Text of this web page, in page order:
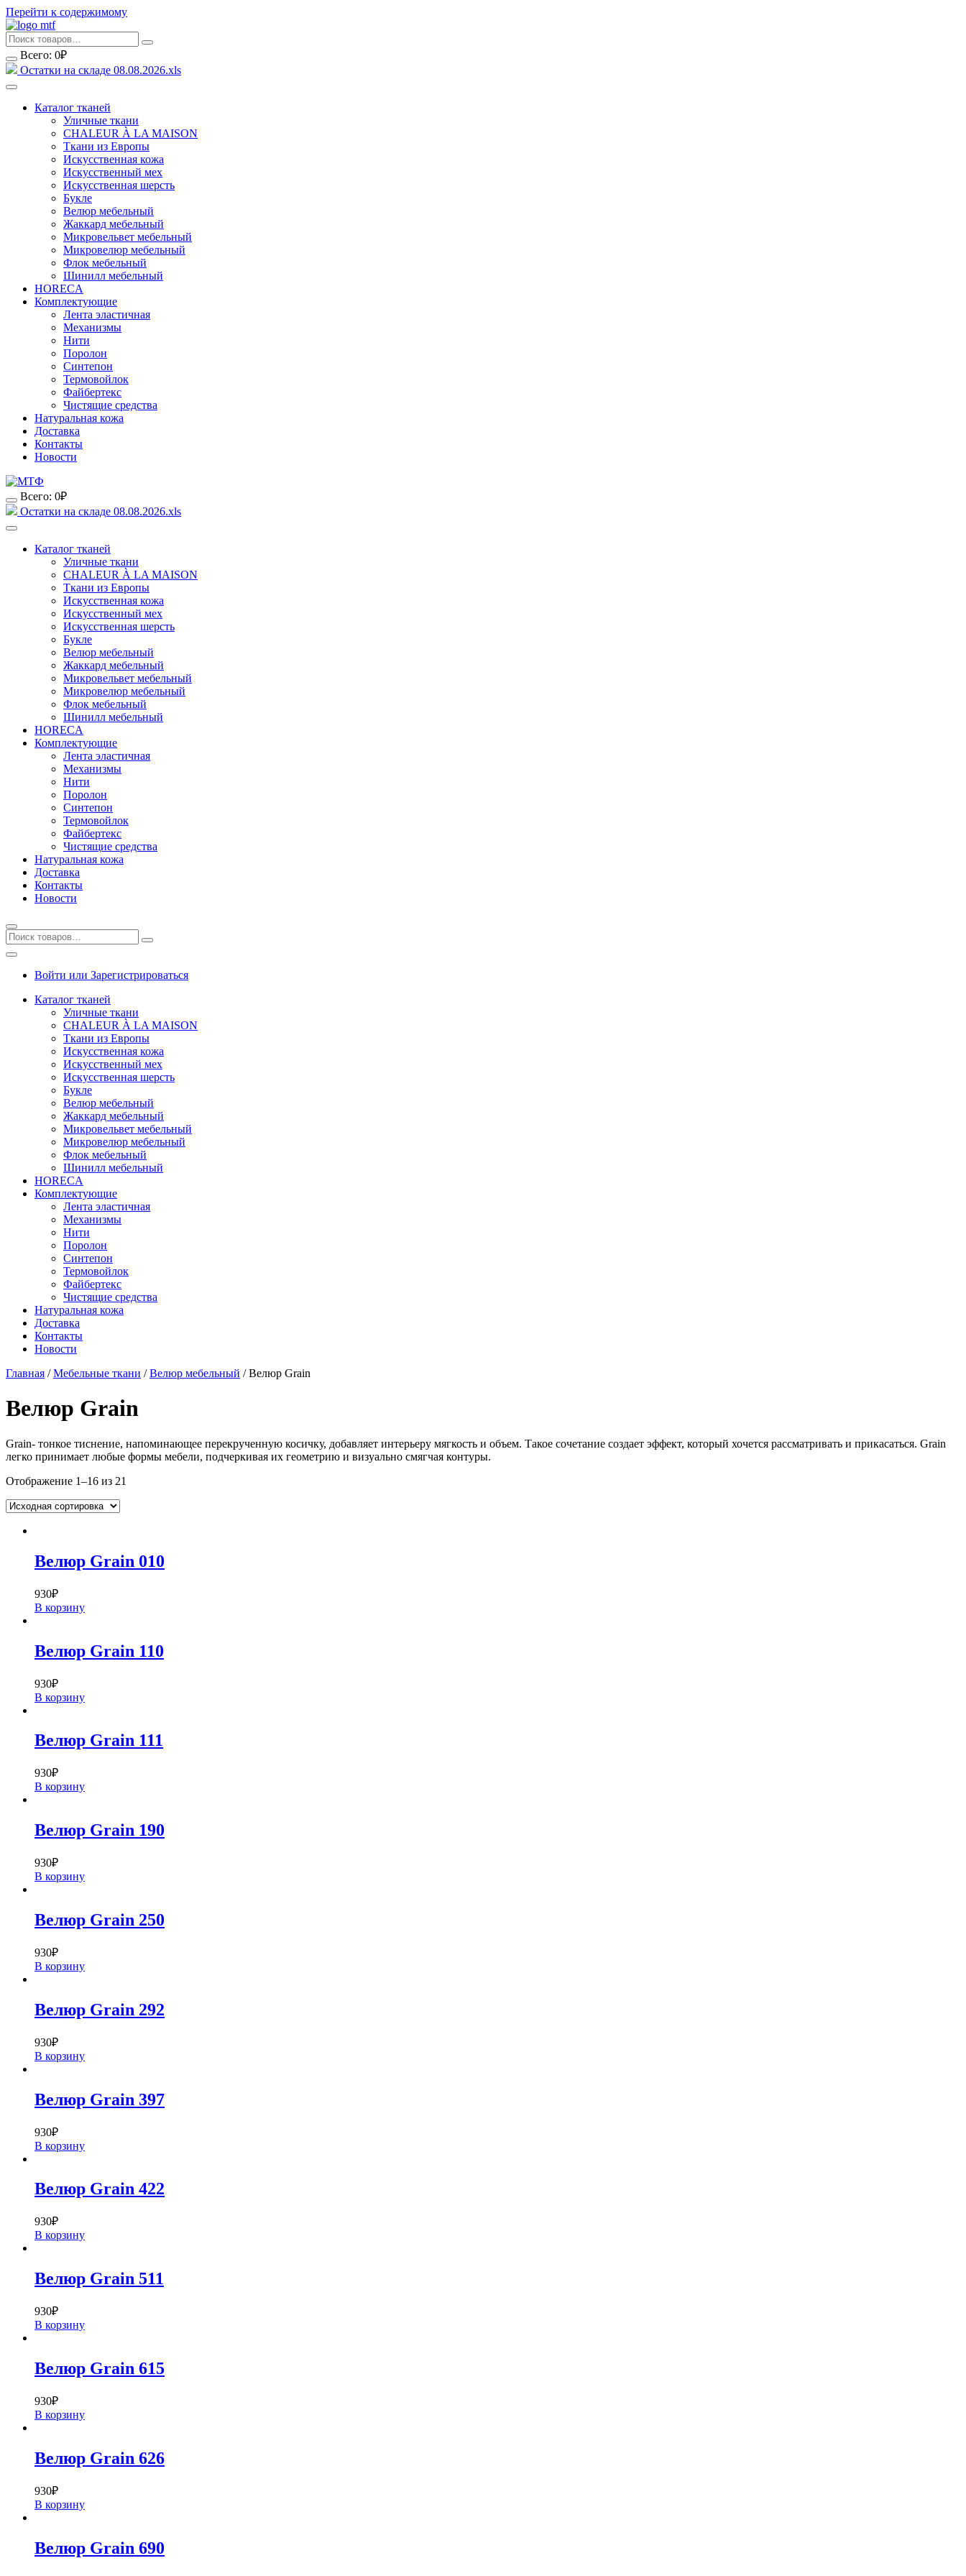
Перейти к содержимому
Всего: 0₽
Остатки на складе 08.08.2026.xls
Каталог тканей
Уличные ткани
CHALEUR À LA MAISON
Ткани из Европы
Искусственная кожа
Искусственный мех
Искусственная шерсть
Букле
Велюр мебельный
Жаккард мебельный
Микровельвет мебельный
Микровелюр мебельный
Флок мебельный
Шинилл мебельный
HORECA
Комплектующие
Лента эластичная
Механизмы
Нити
Поролон
Синтепон
Термовойлок
Файбертекс
Чистящие средства
Натуральная кожа
Доставка
Контакты
Новости
Всего: 0₽
Остатки на складе 08.08.2026.xls
Каталог тканей
Уличные ткани
CHALEUR À LA MAISON
Ткани из Европы
Искусственная кожа
Искусственный мех
Искусственная шерсть
Букле
Велюр мебельный
Жаккард мебельный
Микровельвет мебельный
Микровелюр мебельный
Флок мебельный
Шинилл мебельный
HORECA
Комплектующие
Лента эластичная
Механизмы
Нити
Поролон
Синтепон
Термовойлок
Файбертекс
Чистящие средства
Натуральная кожа
Доставка
Контакты
Новости
Войти или Зарегистрироваться
Каталог тканей
Уличные ткани
CHALEUR À LA MAISON
Ткани из Европы
Искусственная кожа
Искусственный мех
Искусственная шерсть
Букле
Велюр мебельный
Жаккард мебельный
Микровельвет мебельный
Микровелюр мебельный
Флок мебельный
Шинилл мебельный
HORECA
Комплектующие
Лента эластичная
Механизмы
Нити
Поролон
Синтепон
Термовойлок
Файбертекс
Чистящие средства
Натуральная кожа
Доставка
Контакты
Новости
Главная /Мебельные ткани /Велюр мебельный / Велюр Grain
Велюр Grain
Grain- тонкое тиснение, напоминающее перекрученную косичку, добавляет интерьеру мягкость и объем. Такое сочетание создает эффект, который хочется рассматривать и прикасаться. Grain
легко принимает любые формы мебели, подчеркивая их геометрию и визуально смягчая контуры.
Отображение 1–16 из 21
Велюр Grain 010
930₽
В корзину
Велюр Grain 110
930₽
В корзину
Велюр Grain 111
930₽
В корзину
Велюр Grain 190
930₽
В корзину
Велюр Grain 250
930₽
В корзину
Велюр Grain 292
930₽
В корзину
Велюр Grain 397
930₽
В корзину
Велюр Grain 422
930₽
В корзину
Велюр Grain 511
930₽
В корзину
Велюр Grain 615
930₽
В корзину
Велюр Grain 626
930₽
В корзину
Велюр Grain 690